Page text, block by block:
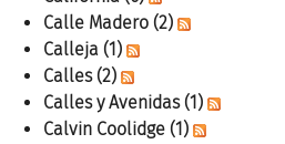
Calle Madero (2)
Calleja (1)
Calles (2)
Calles y Avenidas (1)
Calvin Coolidge (1)